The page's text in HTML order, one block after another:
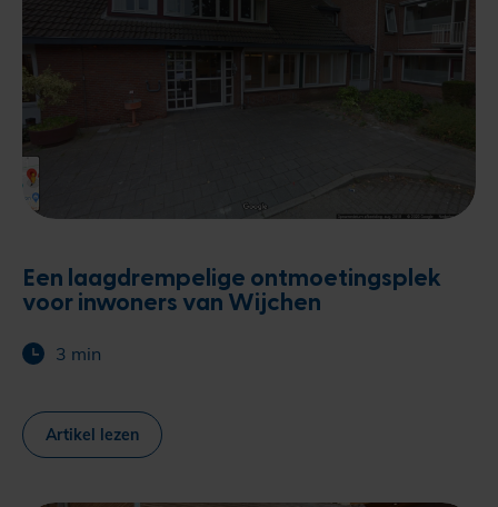
Een laagdrempelige ontmoetingsplek
voor inwoners van Wijchen
3 min
Artikel lezen